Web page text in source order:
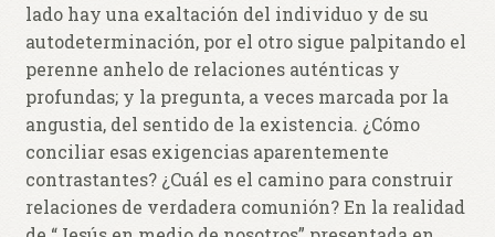
lado hay una exaltación del individuo y de su
autodeterminación, por el otro sigue palpitando el
perenne anhelo de relaciones auténticas y
profundas; y la pregunta, a veces marcada por la
angustia, del sentido de la existencia. ¿Cómo
conciliar esas exigencias aparentemente
contrastantes? ¿Cuál es el camino para construir
relaciones de verdadera comunión? En la realidad